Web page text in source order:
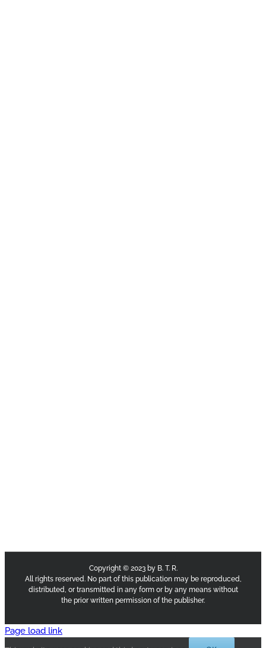
Copyright © 2023 by B. T. R.
All rights reserved. No part of this publication may be reproduced,
distributed, or transmitted in any form or by any means without
the prior written permission of the publisher.
Page load link